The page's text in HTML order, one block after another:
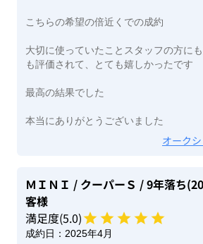
こちらの希望の倍近くでの成約
大切に使っていたことスタッフの方に
も評価されて、とても嬉しかったです
最高の結果でした
本当にありがとうございました
オーク
ＭＩＮＩ / クーパーＳ / 9年落ち
客様
満足度(5.0)
成約日： 2025年4月